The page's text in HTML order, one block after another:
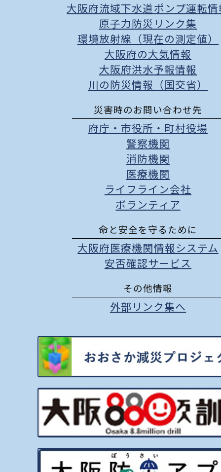
大阪府流域下水道ポンプ運転情
原子力防災リンク集
環境放射線（現在の測定値）
大阪府の大気情報
大阪府洪水予報情報
川の防災情報（国交省）
災害時のお問い合わせ先
府庁 ・ 市役所 ・ 町村役場
警察機関
消防機関
医療機関
ライフライン会社
ボランティア
命と安全を守るために
大阪府医療機関情報システム
安否確認サービス
その他情報
外部リンク集へ